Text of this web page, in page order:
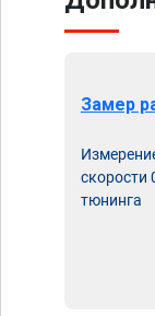
Замер
скорости
тюнинга